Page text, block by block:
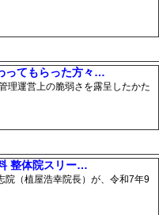
ってもらった方々…
運営上の脆弱さを露呈したかた
整体院スリー…
（植屋浩幸院長）が、令和7年9